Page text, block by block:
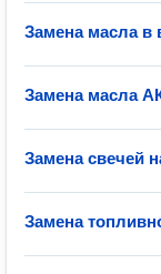
Замена масла в
Замена масла
Замена свечей
Замена